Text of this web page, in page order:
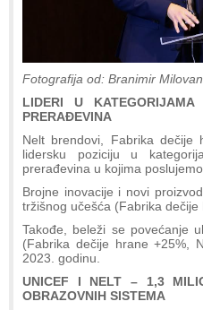
Fotografija od: Branimir
LIDERI U
PRERAĐEVINA
Nelt brendovi, Fabrika dečije
lidersku poziciju u
prerađevina u kojima poslujemo.
Brojne inovacije i novi
tržišnog učešća (Fabrika dečije
Takođe, beleži se povećanje
(Fabrika dečije hrane +25%,
2023. godinu.
UNICEF I NELT – 1,3
OBRAZOVNIH SISTEMA